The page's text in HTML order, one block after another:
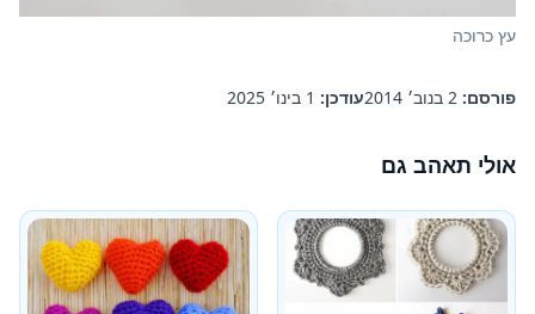
עץ כרוכה
פורסם: 2 בנוב׳ 2014 עודכן: 1 בינו׳ 2025
אולי תאהב גם